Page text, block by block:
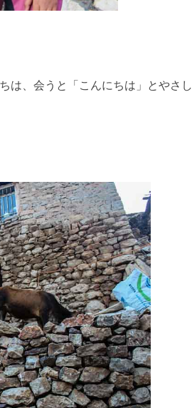
は、会うと「こんにちは」とやさし